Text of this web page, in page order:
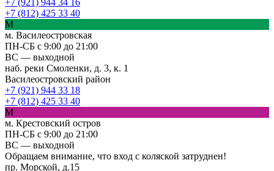
+7 (921) 944 34 16
+7 (812) 425 33 40
М
м. Василеостровская
ПН-СБ с 9:00 до 21:00
ВС — выходной
наб. реки Смоленки, д. 3, к. 1
Василеостровский район
+7 (921) 944 33 18
+7 (812) 425 33 40
М
м. Крестовский остров
ПН-СБ с 9:00 до 21:00
ВС — выходной
Обращаем внимание, что вход с коляской затруднен!
пр. Морской, д.15